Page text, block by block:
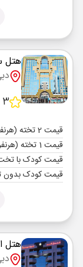
هتل
3 ستاره
قیمت 2 تخته (هرنفر)
قیمت 1 تخته (هرنفر)
قیمت کودک با
قیمت کودک بدون
هتل